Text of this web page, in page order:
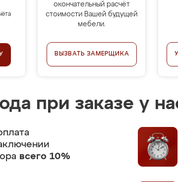
окончательный расчёт
стоимости Вашей будущей
мебели.
ВЫЗВАТЬ ЗАМЕРЩИКА
при заказе у
всего 10%